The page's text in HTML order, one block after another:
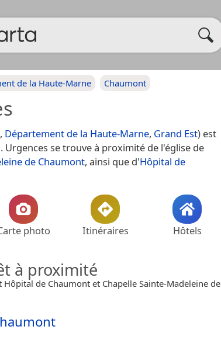
de la Haute-Marne Chaumont
, Département de la Haute-Marne, Grand Est) est
Urgences se trouve à proximité de l'église de
de Chaumont, ainsi que d'Hôpital de
photo Itinéraires Hôtels
à proximité
de Chaumont et Chapelle Sainte-Madeleine de